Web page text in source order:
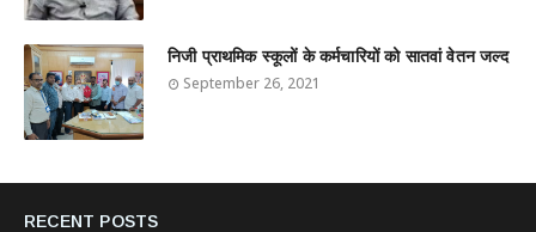
निजी प्राथमिक स्कूलों के कर्मचारियों को सातवां वेतन जल्द
September 26, 2021
RECENT POSTS